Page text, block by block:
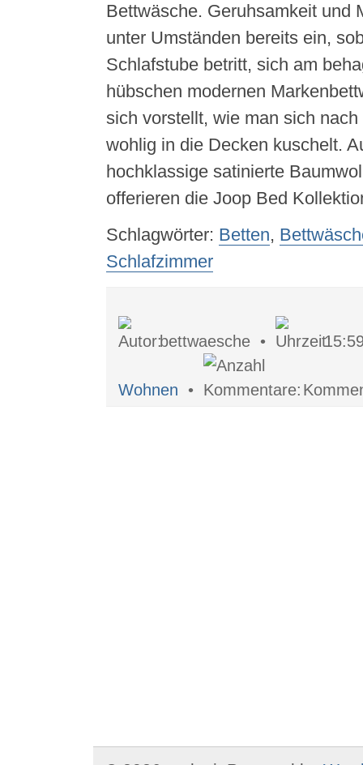
Bettwäsche. Geruhsamkeit und
unter Umständen bereits ein,
Schlafstube betritt, sich am
hübschen modernen
sich vorstellt, wie man sich
wohlig in die Decken kuschelt.
hochklassige satinierte
offerieren die Joop Bed
Schlagwörter: Betten,
Schlafzimmer
bettwaesche •
Wohnen •